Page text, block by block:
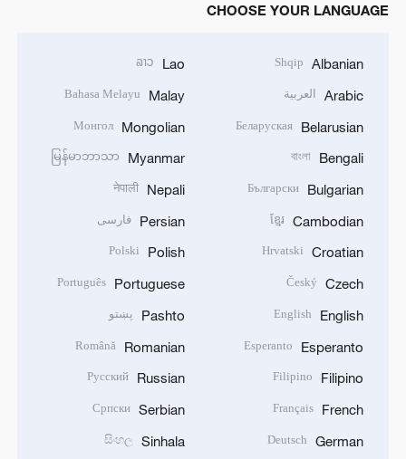
CHOOSE YOUR LANGUAGE
Albanian
Shqip
Arabic العربية
Belarusian
Беларуская
Bengali
বাংলা
Bulgarian
Български
Cambodian
ខ្មែរ
Croatian
Hrvatski
Czech
Český
English
English
Esperanto
Esperanto
Filipino
Filipino
French
Français
German
Deutsch
Lao
ລາວ
Malay
Bahasa Melayu
Mongolian
Монгол
Myanmar
မြန်မာဘာသာ
Nepali
नेपाली
Persian فارسی
Polish
Polski
Portuguese
Português
Pashto پښتو
Romanian
Română
Russian
Русский
Serbian
Српски
Sinhala
සිංහල